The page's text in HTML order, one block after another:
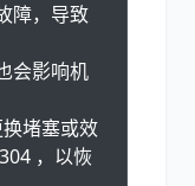
障，导致
会影响机
堵塞或效
，以恢